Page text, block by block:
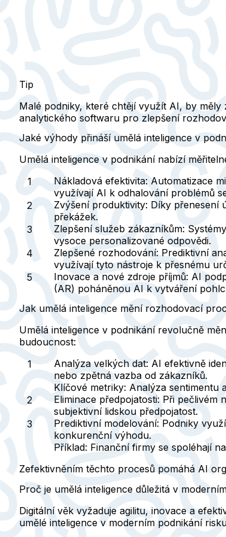
Tip
Malé podniky, které chtějí využít AI, by
analytického softwaru pro zlepšení
Jaké výhody přináší umělá inteligence v
Umělá inteligence v podnikání nabízí
Nákladová efektivita: Automatizace
využívají AI k odhalování problémů
Zvýšení produktivity: Díky přenesení
překážek.
Zlepšení služeb zákazníkům:
vysoce personalizované odpovědi.
Zlepšené rozhodování: Prediktivní
využívají tyto nástroje k přesnému
Inovace a nové zdroje příjmů: AI
(AR) poháněnou AI k vytváření
Jak umělá inteligence mění rozhodovací
Umělá inteligence v podnikání revolučně
budoucnost:
Analýza velkých dat: AI efektivně
nebo zpětná vazba od zákazníků.
Klíčové metriky: Analýza sentimentu
Eliminace předpojatosti: Při pečlivém
subjektivní lidskou předpojatost.
Prediktivní modelování: Podniky
konkurenční výhodu.
Příklad: Finanční firmy se spoléhají
Zefektivněním těchto procesů pomáhá AI
Proč je umělá inteligence důležitá v
Digitální věk vyžaduje agilitu, inovace a
umělé inteligence v moderním podnikání